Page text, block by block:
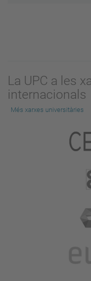
La UPC a les
internacionals
Més xarxes universitàries